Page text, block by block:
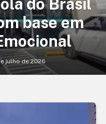
base em
julho de 2026